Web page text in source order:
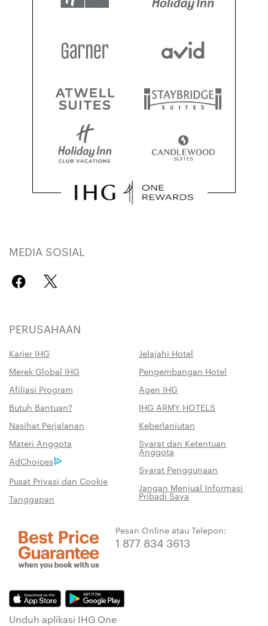
MEDIA SOSIAL
PERUSAHAAN
Karier IHG
Jelajahi Hotel
Merek Global IHG
Pengembangan Hotel
Afiliasi Program
Agen IHG
Butuh Bantuan?
IHG ARMY HOTELS
Nasihat Perjalanan
Keberlanjutan
Materi Anggota
Syarat dan Ketentuan
Anggota
AdChoices
Syarat Penggunaan
Pusat Privasi dan Cookie
Jangan Menjual Informasi
Pribadi Saya
Tanggapan
Pesan Online atau Telepon:
1 877 834 3613
Unduh aplikasi IHG One